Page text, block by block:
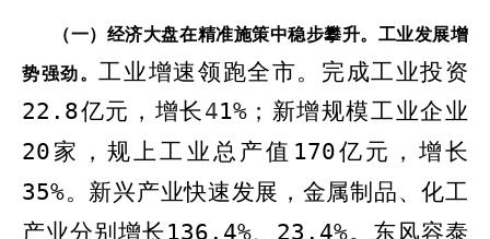
（一）经济大盘在精准施策中稳步攀升。 工业发展增
势强劲。工业增速领跑全市。 完成工业投资
22.8亿元，增长41%； 新增规模工业企业
20 家，规上工业总产值 170亿元，增长
35%。 新兴产业快速发展，金属制品、化工
产业分别增长136 .4%、 23 .4%。 东风容泰